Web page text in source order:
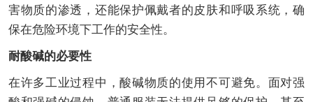
害物质的渗透，还能保护佩戴者的皮肤和呼吸系统，确
保在危险环境下工作的安全性。
耐酸碱的必要性
在许多工业过程中，酸碱物质的使用不可避免。面对强